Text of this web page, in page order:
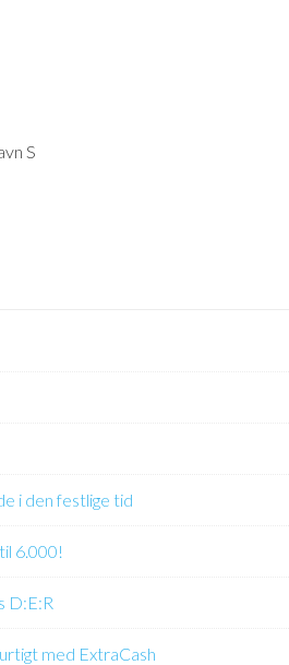
S
i den festlige tid
6.000!
D:E:R
med ExtraCash